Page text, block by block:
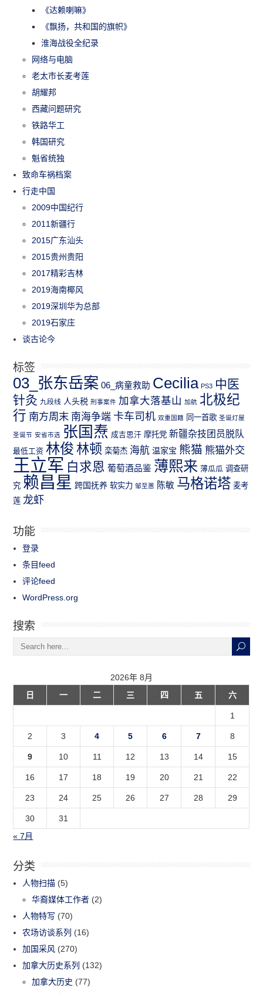
《达赖喇嘛》
《飘扬，共和国的旗帜》
淮海战役全纪录
网络与电脑
老太市长麦考莲
胡耀邦
西藏问题研究
铁路华工
韩国研究
魁省统独
致命车祸档案
行走中国
2009中国纪行
2011新疆行
2015广东汕头
2015贵州贵阳
2017精彩吉林
2019海南椰风
2019深圳华为总部
2019石家庄
谈古论今
标签
03_张东岳案 06_病童救助 Cecilia PS3 中医
针灸 九段线 人头税 刑事案件 加拿大落基山 加航 北极纪
行 南方周末 南海争端 卡车司机 双重国籍 同一首歌 圣诞灯屋
圣诞节 安省市选 张国焘 成吉思汗 摩托党 新疆杂技团员脱队
最低工资 林俊 林顿 栾菊杰 海航 温家宝 熊猫 熊猫外交
王立军 白求恩 葡萄酒品鉴 薄熙来 薄瓜瓜 调查研
究 赖昌星 跨国抚养 软实力 邹至蕙 陈敏 马格诺塔 麦考
莲 龙虾
功能
登录
条目feed
评论feed
WordPress.org
搜索
2026年 8月
日
一 二 三 四 五 六
1
2 3 4 5 6 7 8
9 10 11 12 13 14 15
16 17 18 19 20 21 22
23 24 25 26 27 28 29
30
31
« 7月
分类
人物扫描 (5)
华裔媒体工作者 (2)
人物特写 (70)
农场访谈系列 (16)
加国采风 (270)
加拿大历史系列 (132)
加拿大历史 (77)